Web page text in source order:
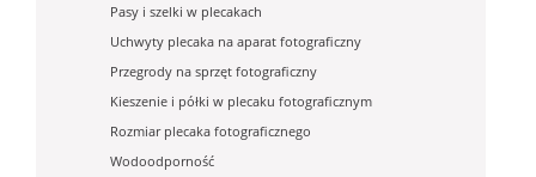
Pasy i szelki w plecakach
Uchwyty plecaka na aparat fotograficzny
Przegrody na sprzęt fotograficzny
Kieszenie i półki w plecaku fotograficznym
Rozmiar plecaka fotograficznego
Wodoodporność